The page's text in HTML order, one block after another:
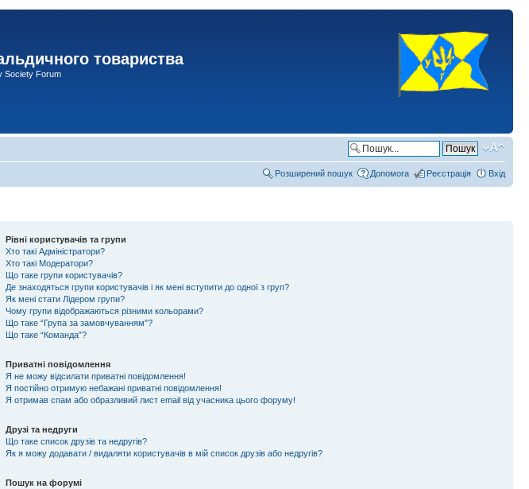
товариства
Society Forum
Розширений пошук Допомога Реєстрація Вхід
Рівні користувачів та групи
Хто такі Адміністратори?
Хто такі Модератори?
Що таке групи користувачів?
Де знаходяться групи користувачів і як мені вступити до одної з груп?
Як мені стати Лідером групи?
Чому групи відображаються різними кольорами?
Що таке “Група за замовчуванням”?
Що таке “Команда”?
Приватні повідомлення
Я не можу відсилати приватні повідомлення!
Я постійно отримую небажані приватні повідомлення!
Я отримав спам або образливий лист email від учасника цього форуму!
Друзі та недруги
Що таке список друзів та недругів?
Як я можу додавати / видаляти користувачів в мій список друзів або недругів?
Пошук на форумі